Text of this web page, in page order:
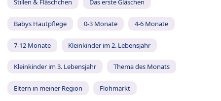
Stillen & Fläschchen Das erste Gläschen
Babys Hautpflege 0-3 Monate 4-6 Monate
7-12 Monate Kleinkinder im 2. Lebensjahr
Kleinkinder im 3. Lebensjahr Thema des Monats
Eltern in meiner Region Flohmarkt